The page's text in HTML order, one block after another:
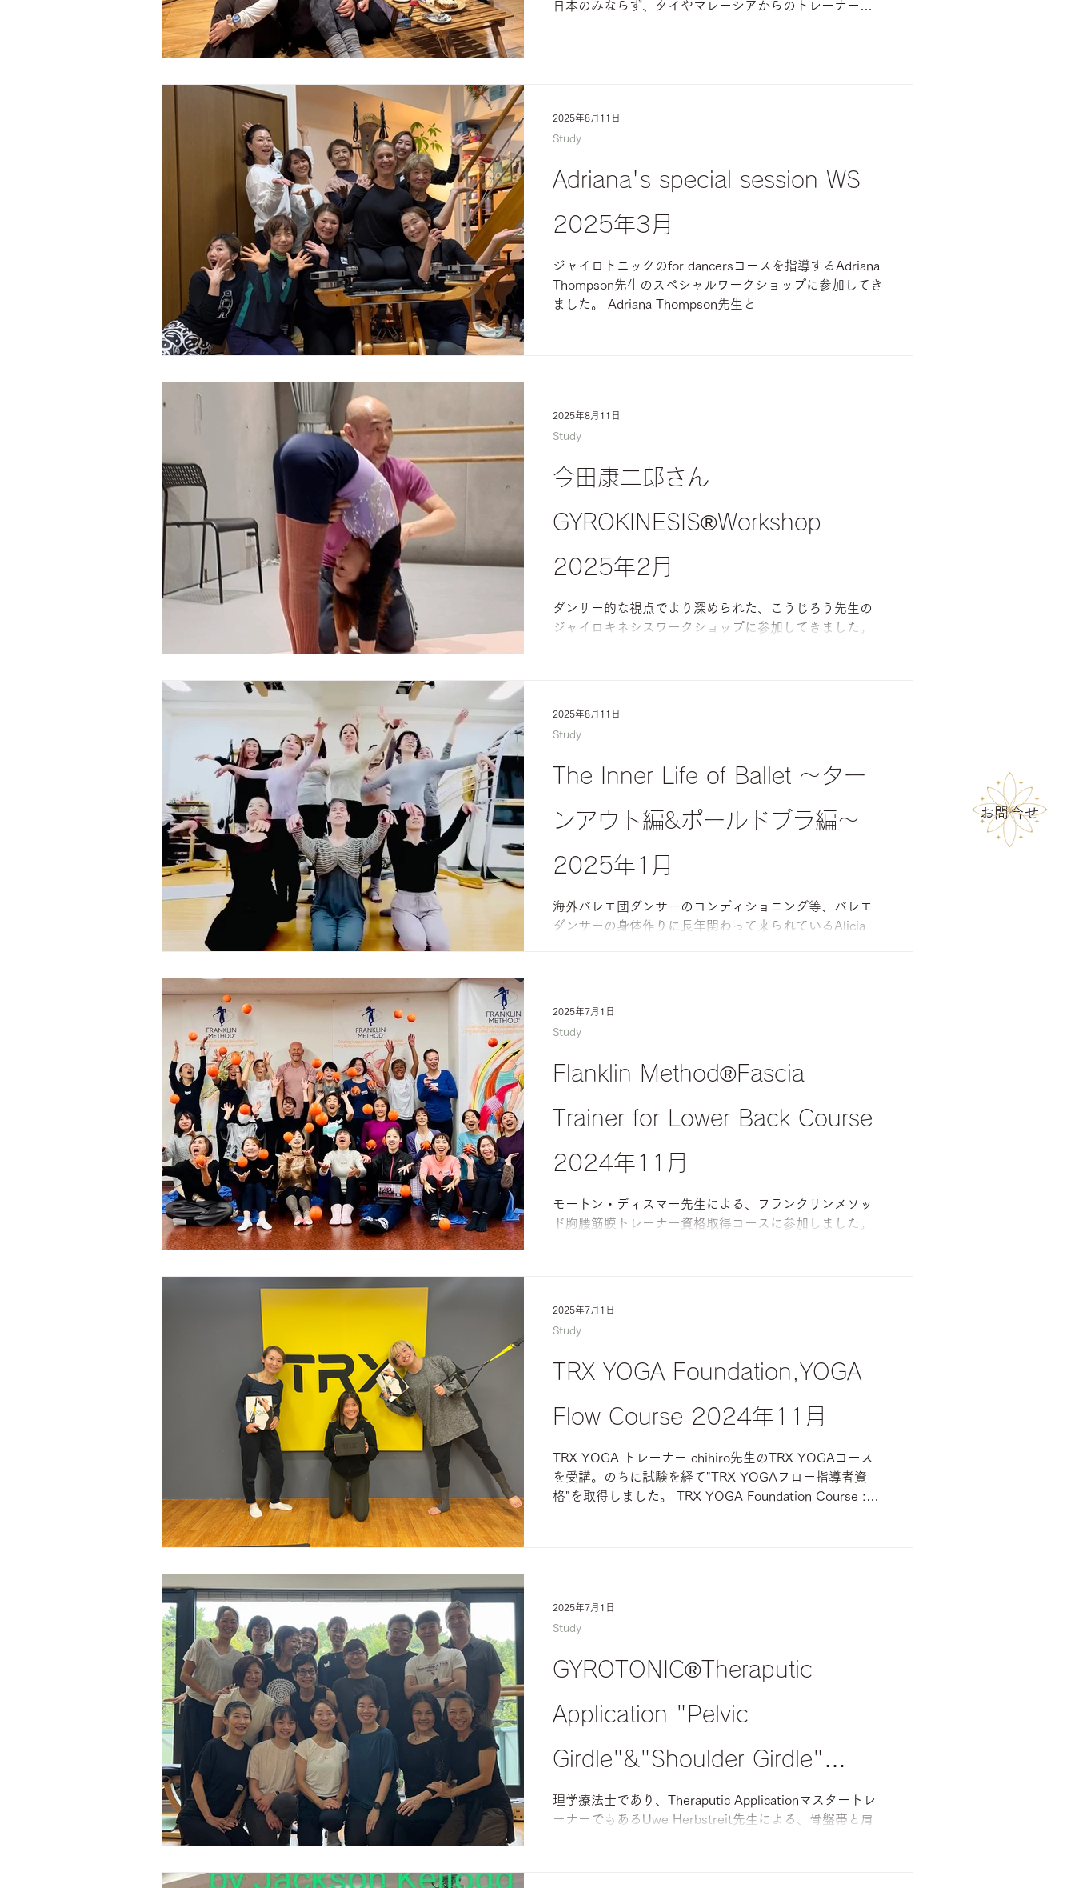
​お問合せ
日本のみならず、タイやマレーシアからのトレーナーさ
紅葉が赤くなっていく景色を眺めながら、のどかに心も
開放されていくようなコースでした。 毎日のお昼休みに
した。 コース最終日には、グレースさんが手作りケーキ
が、最終日は一晩で雪景色に変わりました。 コース終了
後は東京経由で関西へ。 虎ノ門ヒルズのRITUEL虎ノ門で
長野GYROKINESIS #マライアGYROKINESIS
#GYROKINESISLevel
Adriana's special session WS
2025年3月
ジャイロトニックのfor dancersコースを指導するAdriana
Thompson先生のスペシャルワークショップに参加してき
ました。 Adriana Thompson先生と
Study
2025年8月11日
今田康二郎さん
GYROKINESIS®︎Workshop
2025年2月
ダンサー的な視点でより深められた、こうじろう先生の
ジャイロキネシスワークショップに参加してきました。
Study
2025年8月11日
The Inner Life of Ballet 〜ター
ンアウト編&ポールドブラ編〜
2025年1月
海外バレエ団ダンサーのコンディショニング等、バレエ
ダンサーの身体作りに長年関わって来られているAlicia
Study
2025年8月11日
Flanklin Method®︎Fascia
Trainer for Lower Back Course
2024年11月
モートン・ディスマー先生による、フランクリンメソッ
ド胸腰筋膜トレーナー資格取得コースに参加しました。
Study
2025年7月1日
TRX YOGA Foundation,YOGA
Flow Course 2024年11月
TRX YOGA トレーナー chihiro先生のTRX YOGAコース
を受講。のちに試験を経て"TRX YOGAフロー指導者資
格"を取得しました。 TRX YOGA Foundation Course :
Study
2025年7月1日
GYROTONIC®︎Theraputic
Application "Pelvic
Girdle"&"Shoulder Girdle"
2024年10月
理学療法士であり、Theraputic Applicationマスタートレ
ーナーでもあるUwe Herbstreit先生による、骨盤帯と肩
Study
2025年7月1日